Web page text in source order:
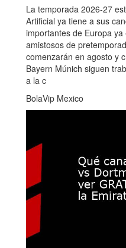
La temporada 2026-27
Artificial ya tiene a sus
importantes de Europa
amistosos de
comenzarán en agosto y
Bayern Múnich siguen
a la c
BolaVip Mexico